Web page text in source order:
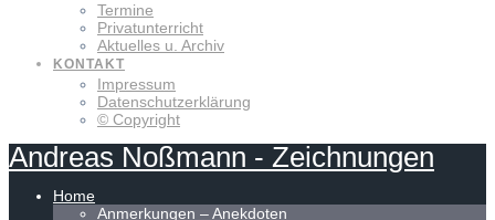
Termine
Privatunterricht
Aktuelles u. Archiv
KONTAKT
Impressum
Datenschutzerklärung
© Copyright
Andreas Noßmann - Zeichnungen
Home
Anmerkungen – Anekdoten